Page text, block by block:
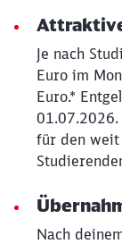
Je nach
Euro im
Euro.*
01.07.2026.
für den weit
Nach